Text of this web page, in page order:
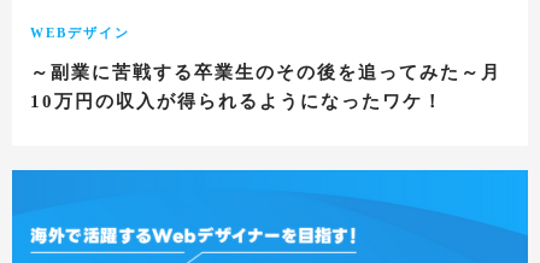
WEBデザイン
～副業に苦戦する卒業生のその後を追ってみた～月
10万円の収入が得られるようになったワケ！